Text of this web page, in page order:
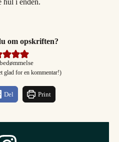
om opskriften?
glad for en kommentar!)
Del Print